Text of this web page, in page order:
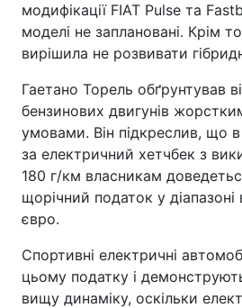
модифікації FIAT Pulse та
моделі не заплановані. Крім
вирішила не розвивати
Гаетано Торель обґрунтував
бензинових двигунів
умовами. Він підкреслив, що в
за електричний хетчбек з
180 г/км власникам
щорічний податок у
євро.
Спортивні електричні
цьому податку і
вищу динаміку, оскільки